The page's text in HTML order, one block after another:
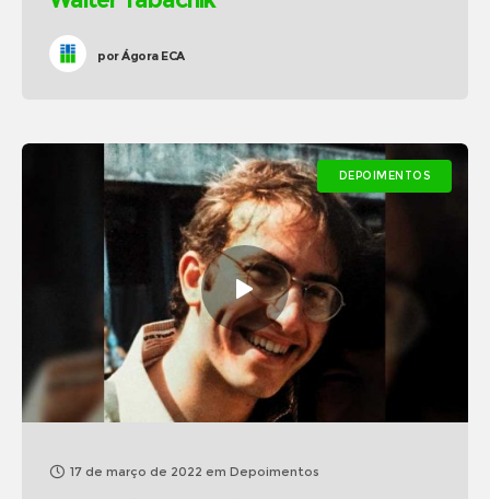
porÁgora ECA
DEPOIMENTOS
17 de março de 2022 em Depoimentos